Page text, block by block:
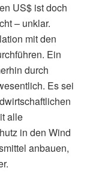
US$ ist doch
– unklar.
mit den
Ein
durch
Es sei
alle
in den Wind
anbauen,